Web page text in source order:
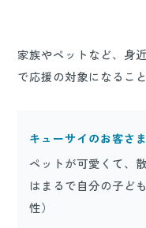
家族やペットなど、身
で応援の対象になるこ
キューサイのお客さ
ペットが可愛くて、
はまるで自分の子ど
性）